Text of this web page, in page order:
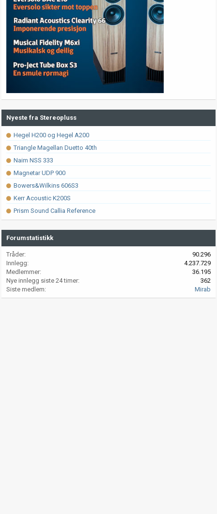
Nyeste fra Stereopluss
Hegel H200 og Hegel A200
Triangle Magellan Duetto 40th
Naim NSS 333
Magnetar UDP 900
Bowers&Wilkins 606S3
Kerr Acoustic K200S
Prism Sound Callia Reference
Forumstatistikk
Tråder
90.296
Innlegg
4.237.729
Medlemmer
36.195
Nye innlegg siste 24 timer
362
Siste medlem
Mirab